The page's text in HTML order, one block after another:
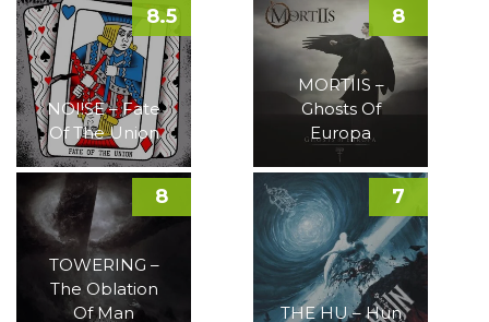
NOI!SE – Fate
Of The Union
8.5
MORTIIS –
Ghosts Of
Europa
8
TOWERING –
The Oblation
Of Man
8
THE HU – Hun
7